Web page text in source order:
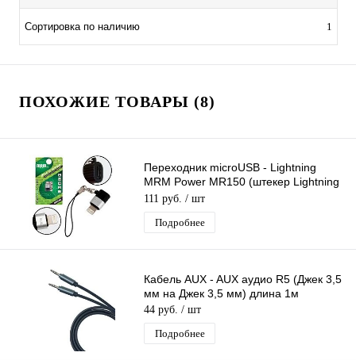
Сортировка по наличию 1
ПОХОЖИЕ ТОВАРЫ (8)
Переходник microUSB - Lightning
MRM Power MR150 (штекер Lightning
- гнездо microUSB)
111 руб. / шт
Подробнее
Кабель AUX - AUX аудио R5 (Джек 3,5
мм на Джек 3,5 мм) длина 1м
44 руб. / шт
Подробнее